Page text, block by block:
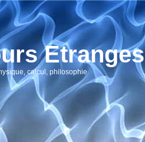
Etranges
calcul, philosophie